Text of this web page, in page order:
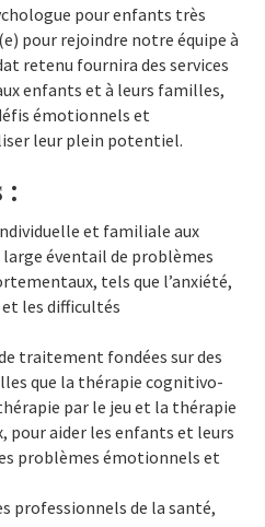
pour enfants très
pour rejoindre notre équipe à
retenu fournira des services
enfants et à leurs familles,
émotionnels et
leur plein potentiel.
:
et familiale aux
éventail de problèmes
tels que l’anxiété,
et les difficultés
traitement fondées sur des
que la thérapie cognitivo-
par le jeu et la thérapie
pour aider les enfants et leurs
problèmes émotionnels et
professionnels de la santé,